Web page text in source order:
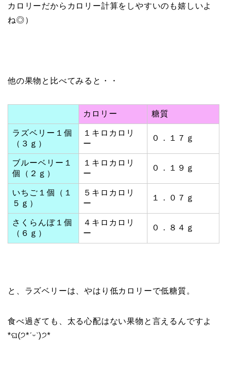
カロリーだからカロリー計算をしやすいのも嬉しいよ
ね◎）
他の果物と比べてみると・・
カロリー 糖質
ラズベリー１個
（３ｇ）
１キロカロリ
ー
０．１７ｇ
ブルーベリー１
個（２ｇ）
１キロカロリ
ー
０．１９ｇ
いちご１個（１
５ｇ）
５キロカロリ
ー
１．０７ｇ
さくらんぼ１個
（６ｇ）
４キロカロリ
ー
０．８４ｇ
と、ラズベリーは、やはり低カロリーで低糖質。
食べ過ぎても、太る心配はない果物と言えるんですよ
*ଘ(੭*ˊᵕˋ)੭*